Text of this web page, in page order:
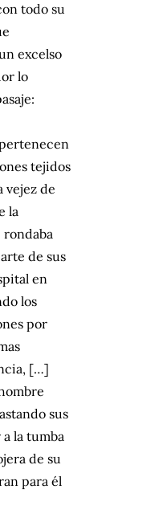
todo su
excelso
lo
tejidos
vejez de
la
rondaba
de sus
en
los
por
[…]
sus
la tumba
de su
para él